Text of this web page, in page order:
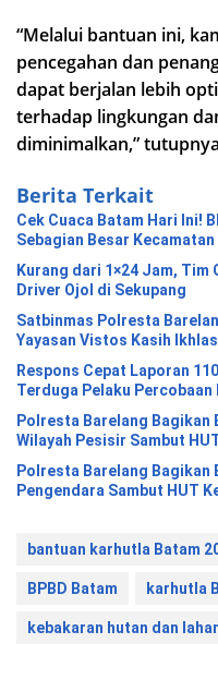
“Melalui bantuan ini,
pencegahan dan
dapat berjalan lebih
terhadap lingkungan
diminimalkan,”
Berita Terkait
Cek Cuaca Batam Hari Ini!
Sebagian Besar Kecamatan
Kurang dari 1×24 Jam, Tim
Driver Ojol di Sekupang
Satbinmas Polresta
Yayasan Vistos Kasih
Respons Cepat Laporan
Terduga Pelaku Percobaan
Polresta Barelang Bagikan
Wilayah Pesisir Sambut
Polresta Barelang Bagikan
Pengendara Sambut HUT
bantuan karhutla Batam
BPBD Batam karhutla
kebakaran hutan dan